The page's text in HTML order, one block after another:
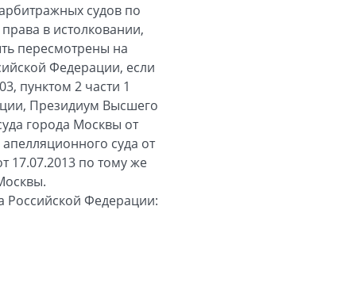
судов по
в истолковании,
пересмотрены на
Федерации, если
пунктом 2 части 1
Президиум Высшего
города Москвы от
суда от
17.07.2013 по тому же
Российской Федерации: